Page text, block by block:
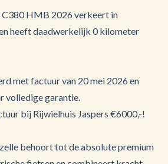
C380 HMB 2026 verkeert in
heeft daadwerkelijk 0 kilometer
met factuur van 20 mei 2026 en
volledige garantie.
bij Rijwielhuis Jaspers €6000,-!
behoort tot de absolute premium